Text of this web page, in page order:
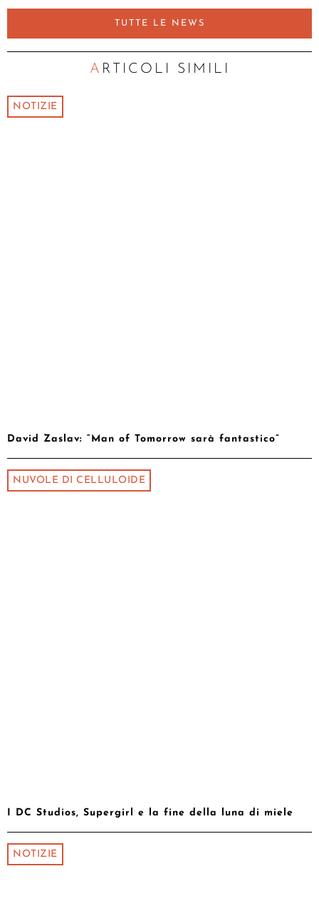
TUTTE LE NEWS
ARTICOLI SIMILI
NOTIZIE
David Zaslav: “Man of Tomorrow sarà fantastico”
NUVOLE DI CELLULOIDE
I DC Studios, Supergirl e la fine della luna di miele
NOTIZIE